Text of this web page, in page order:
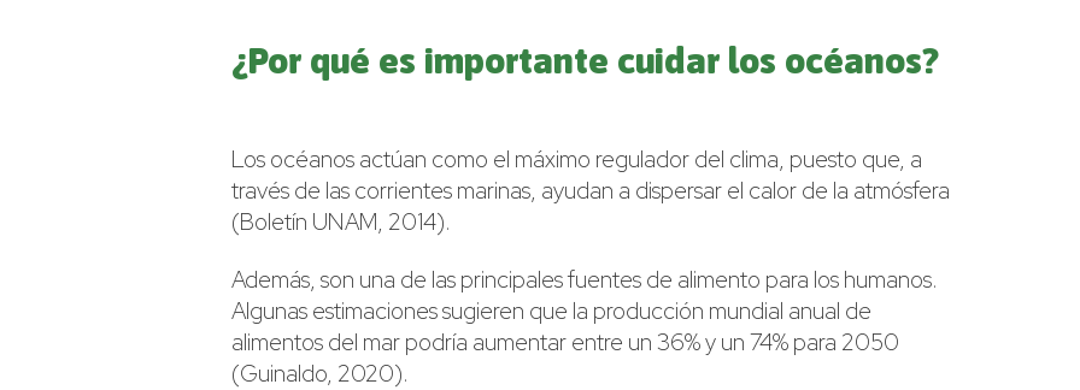
¿Por qué es importante cuidar los océanos?
Los océanos actúan como el máximo regulador del clima, puesto que, a
través de las corrientes marinas, ayudan a dispersar el calor de la atmósfera
(Boletín UNAM, 2014).
Además, son una de las principales fuentes de alimento para los humanos.
Algunas estimaciones sugieren que la producción mundial anual de
alimentos del mar podría aumentar entre un 36% y un 74% para 2050
(Guinaldo, 2020).